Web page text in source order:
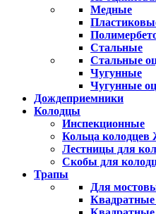
Медные
Стальные
Стальные
Чугунные
Чугунные
Дождеприемники
Колодцы
Инспекционные
Кольца
Лестницы для
Скобы для
Трапы
Для
Квадратные